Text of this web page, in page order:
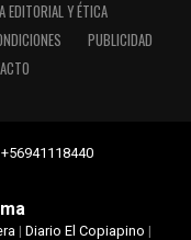
EDITORIAL Y ÉTICA
PUBLICIDAD
| Diario El Copiapino |